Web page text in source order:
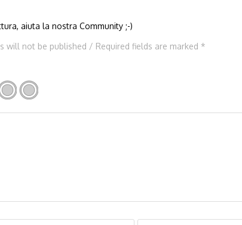
aiuta la nostra Community ;-)
will not be published / Required fields are marked *